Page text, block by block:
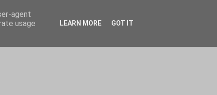
agent
usage
LEARN MORE GOT IT